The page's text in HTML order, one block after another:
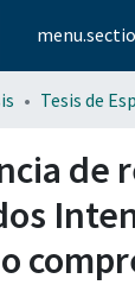
Tesis de
de